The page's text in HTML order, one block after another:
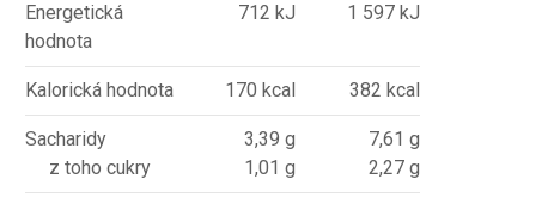
Energetická
hodnota
712 kJ 1 597 kJ
Kalorická hodnota 170 kcal 382 kcal
Sacharidy
z toho cukry
3,39 g
1,01 g
7,61 g
2,27 g